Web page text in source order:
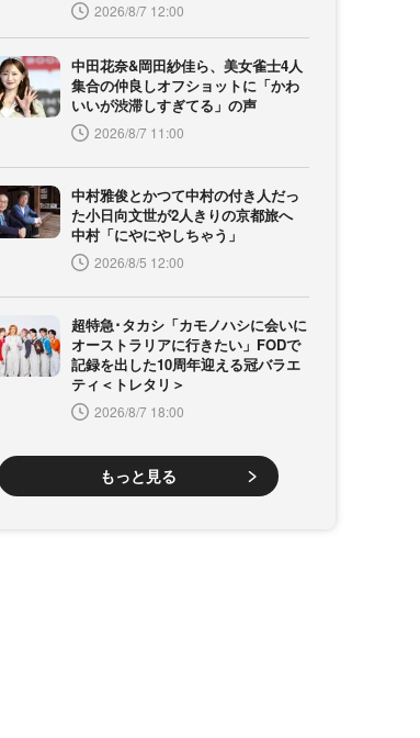
2026/8/7 12:00
中田花奈&岡田紗佳ら、美女雀士4人
集合の仲良しオフショットに「かわ
いいが渋滞しすぎてる」の声
2026/8/7 11:00
中村雅俊とかつて中村の付き人だっ
た小日向文世が2人きりの京都旅へ
中村「にやにやしちゃう」
2026/8/5 12:00
超特急･タカシ「カモノハシに会いに
オーストラリアに行きたい」FODで
記録を出した10周年迎える冠バラエ
ティ＜トレタリ＞
2026/8/7 18:00
もっと見る